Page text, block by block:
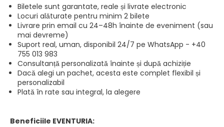
Biletele sunt garantate, reale și livrate electronic
Locuri alăturate pentru minim 2 bilete
Livrare prin email cu 24–48h înainte de eveniment (sau
mai devreme)
Suport real, uman, disponibil 24/7 pe WhatsApp - +40
755 013 983
Consultanță personalizată înainte și după achiziție
Dacă alegi un pachet, acesta este complet flexibil și
personalizabil
Plată în rate sau integral, la alegere
Beneficiile EVENTURIA: